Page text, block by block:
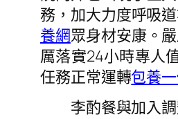
務，加大力度呼吸
養網眾身材安康。
厲落實24小時專人
任務正常運轉包養
李酌餐與加入調